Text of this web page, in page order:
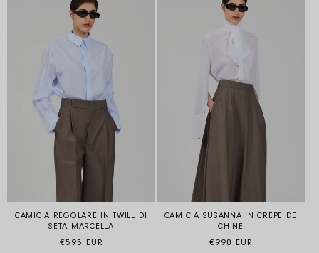
CAMICIA REGOLARE IN TWILL DI
SETA MARCELLA
Prezzo di listino
€595 EUR
CAMICIA SUSANNA IN CREPE DE
CHINE
Prezzo di listino
€990 EUR